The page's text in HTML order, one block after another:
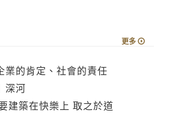
更多
的肯定、社會的責任
深河
建築在快樂上 取之於道